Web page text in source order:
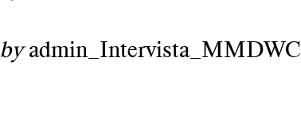
by admin_Intervista_MMDWC